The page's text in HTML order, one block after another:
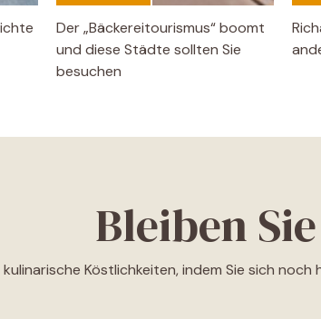
Der „Bäckereitourismus“ boomt
und diese Städte sollten Sie
besuchen
Bleiben
Köstlichkeiten, indem Sie sich